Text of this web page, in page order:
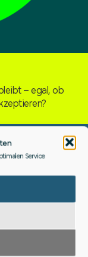
Service
– egal, ob